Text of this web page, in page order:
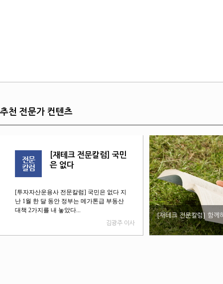
추천 전문가 컨텐츠
[재테크 전문칼럼] 국민
은 없다
[투자자산운용사 전문칼럼] 국민은 없다 지
난 1월 한 달 동안 정부는 메가톤급 부동산
대책 2가지를 내 놓았다...
김광주 이사
[재테
하는
[투자자산운용사 전
을 꿈꾸며시대는 특
혹해져만 간다.얼마전
[재테크 전문칼럼] 함께